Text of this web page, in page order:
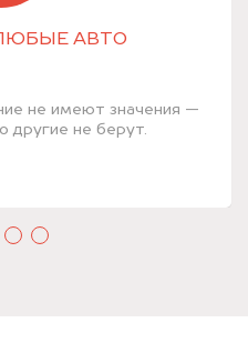
АВТО
не имеют значения —
другие не берут.